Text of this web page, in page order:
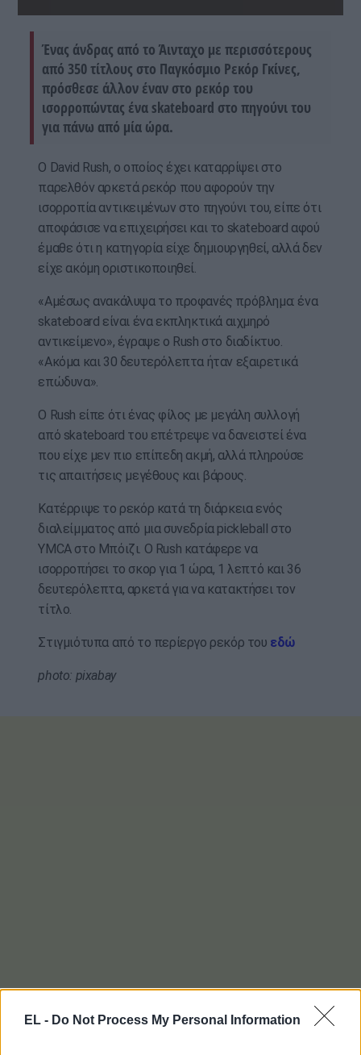
EL - Do Not Process My Personal Information
Ένας άνδρας από το Άινταχο με περισσότερους
από 350 τίτλους στο Παγκόσμιο Ρεκόρ Γκίνες,
πρόσθεσε άλλον έναν στο ρεκόρ του
ισορροπώντας ένα skateboard στο πηγούνι του
για πάνω από μία ώρα.
Ο David Rush, ο οποίος έχει καταρρίψει στο
παρελθόν αρκετά ρεκόρ που αφορούν την
ισορροπία αντικειμένων στο πηγούνι του, είπε ότι
αποφάσισε να επιχειρήσει και το skateboard αφού
έμαθε ότι η κατηγορία είχε δημιουργηθεί, αλλά δεν
είχε ακόμη οριστικοποιηθεί.
«Αμέσως ανακάλυψα το προφανές πρόβλημα: ένα
skateboard είναι ένα εκπληκτικά αιχμηρό
αντικείμενο», έγραψε ο Rush στο διαδίκτυο.
«Ακόμα και 30 δευτερόλεπτα ήταν εξαιρετικά
επώδυνα».
Ο Rush είπε ότι ένας φίλος με μεγάλη συλλογή
από skateboard του επέτρεψε να δανειστεί ένα
που είχε μεν πιο επίπεδη ακμή, αλλά πληρούσε
τις απαιτήσεις μεγέθους και βάρους.
Κατέρριψε το ρεκόρ κατά τη διάρκεια ενός
διαλείμματος από μια συνεδρία pickleball στο
YMCA στο Μπόιζι. Ο Rush κατάφερε να
ισορροπήσει το σκορ για 1 ώρα, 1 λεπτό και 36
δευτερόλεπτα, αρκετά για να κατακτήσει τον
τίτλο.
Στιγμιότυπα από το περίεργο ρεκόρ του εδώ
photo: pixabay